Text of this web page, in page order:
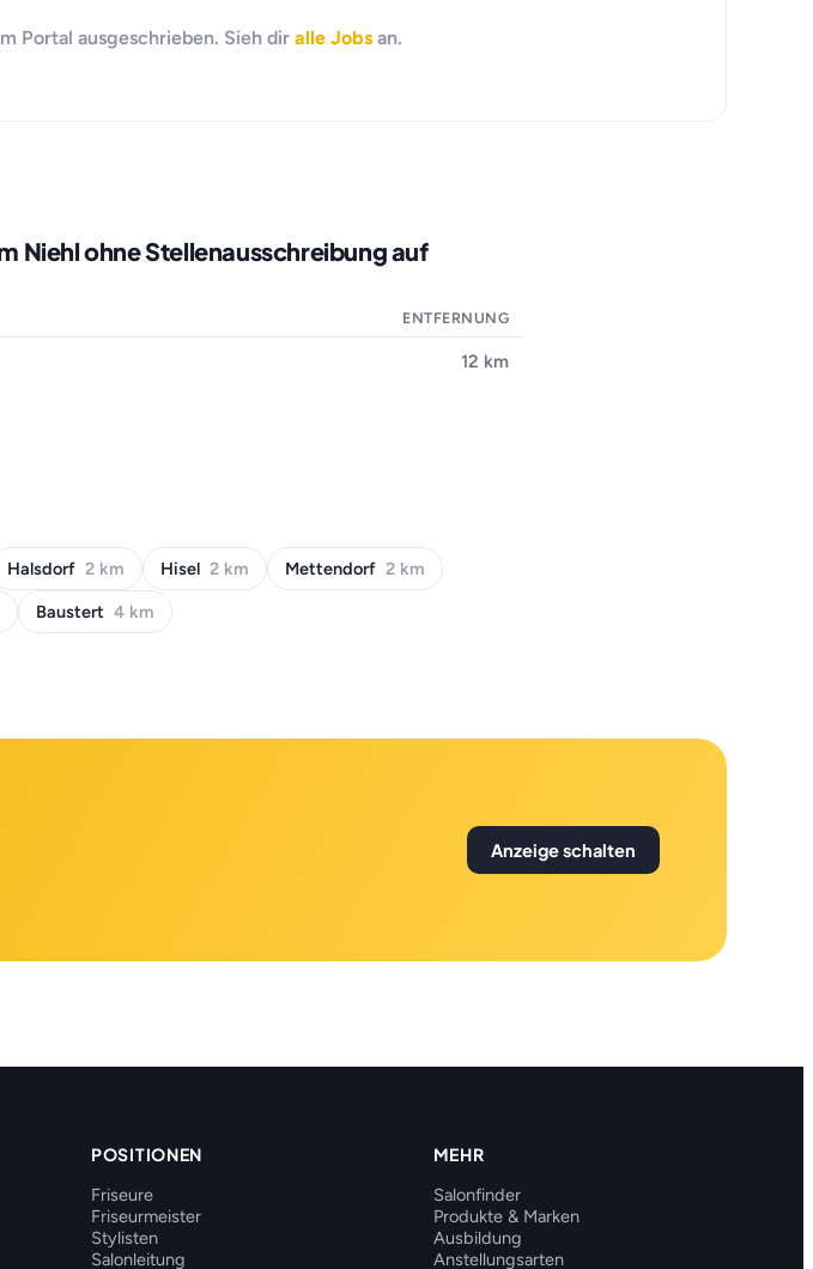
Portal ausgeschrieben. Sieh dir alle Jobs an.
Niehl ohne Stellenausschreibung auf
ENTFERNUNG
12 km
Halsdorf 2 km Hisel 2 km Mettendorf 2 km
Baustert 4 km
Anzeige schalten
POSITIONEN
Friseure
Friseurmeister
Stylisten
Salonleitung
MEHR
Salonfinder
Produkte & Marken
Ausbildung
Anstellungsarten